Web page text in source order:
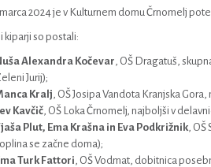
marca 2024 je v Kulturnem domu Črnomelj
kiparji so postali:
Alexandra Kočevar, OŠ Dragatuš,
Jurij);
Kralj, OŠ Josipa Vandota Kranjska
Kavčič, OŠ Loka Črnomelj, najboljši v
Plut, Ema Krašna in Eva Podkrižnik, OŠ
se začne doma);
Turk Fattori, OŠ Vodmat, dobitnica